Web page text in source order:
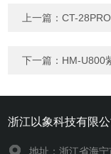
上一篇：CT-
下一篇： HM-U800
浙江以象科技有限公
地址：浙江省海